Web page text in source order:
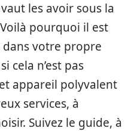
les avoir sous la
pourquoi il est
dans votre propre
cela n’est pas
appareil polyvalent
services, à
Suivez le guide, à